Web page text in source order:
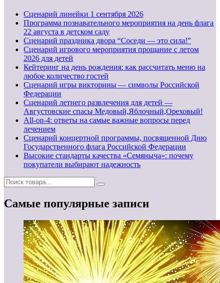
Cценарий линейки 1 сентября 2026
Программа познавательного мероприятия на день флага
22 августа в детском саду
Сценарий праздника двора “Соседи — это сила!”
Сценарий игрового мероприятия прощание с летом
2026 для детей
Кейтеринг на день рождения: как рассчитать меню на
любое количество гостей
Сценарий игры викторины — символы Российской
Федерации
Сценарий летнего развлечения для детей —
Августовские спасы Медовый,Яблочный,Ореховый!
All-on-4: ответы на самые важные вопросы перед
лечением
Сценарий концертной программы, посвященной Дню
Государственного флага Российской Федерации
Высокие стандарты качества «Семяныча»: почему
покупатели выбирают надежность
Самые популярные записи